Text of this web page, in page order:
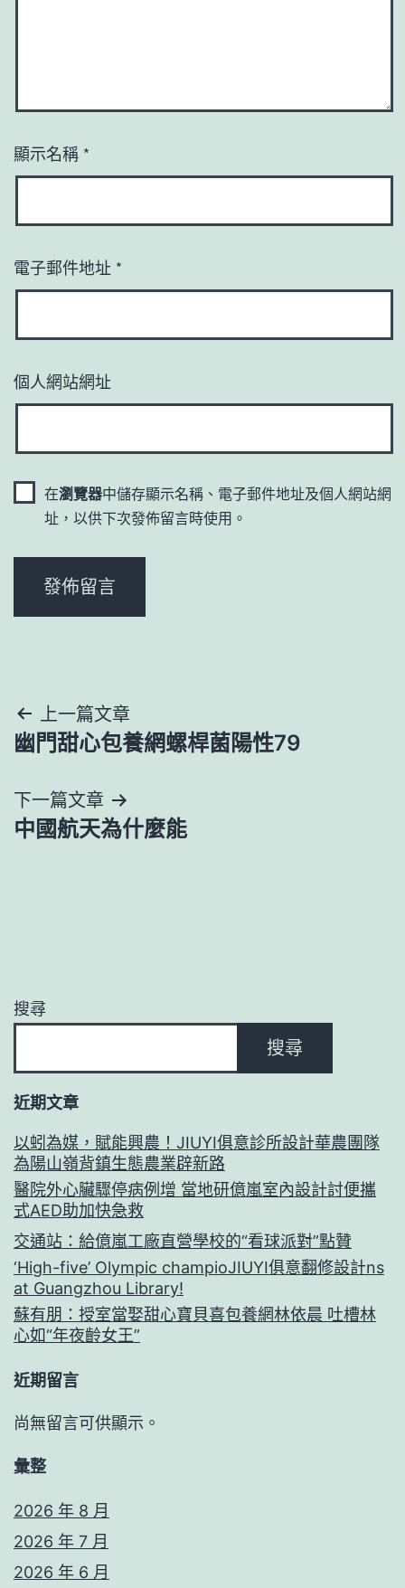
顯示名稱 *
電子郵件地址 *
個人網站網址
在瀏覽器中儲存顯示名稱、電子郵件地址及個人網站網
址，以供下次發佈留言時使用。
文
章
導
覽
上一篇文章
幽門甜心包養網螺桿菌陽性79
下一篇文章
中國航天為什麼能
搜尋
搜尋
近期文章
以蚓為媒，賦能興農！JIUYI俱意診所設計華農團隊
為陽山嶺背鎮生態農業辟新路
醫院外心臟驟停病例增 當地研億嵐室內設計討便攜
式AED助加快急救
交通站：給億嵐工廠直營學校的“看球派對”點贊
‘High-five’ Olympic champioJIUYI俱意翻修設計ns
at Guangzhou Library!
蘇有朋：授室當娶甜心寶貝喜包養網林依晨 吐槽林
心如“年夜齡女王”
近期留言
尚無留言可供顯示。
彙整
2026 年 8 月
2026 年 7 月
2026 年 6 月